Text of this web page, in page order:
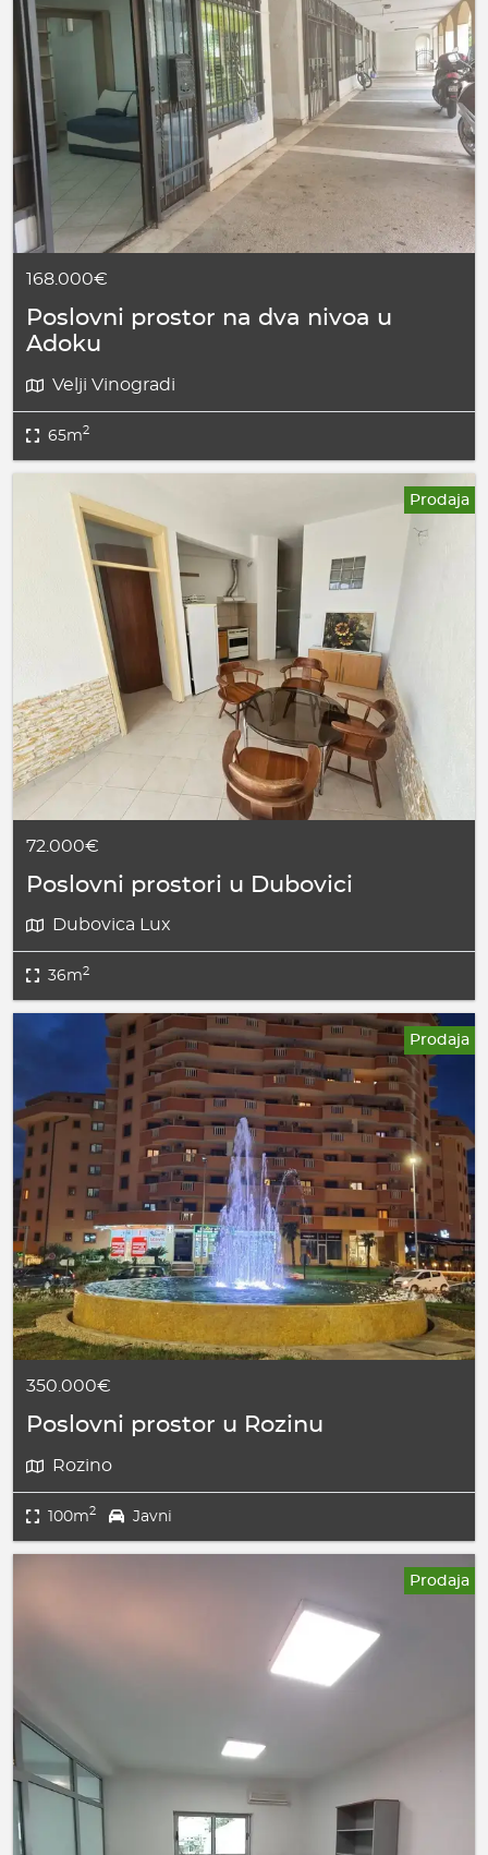
168.000€
Poslovni prostor na dva nivoa u
Adoku
Velji Vinogradi
65m2
Prodaja
72.000€
Poslovni prostori u Dubovici
Dubovica Lux
36m2
Prodaja
350.000€
Poslovni prostor u Rozinu
Rozino
100m2 Javni
Prodaja